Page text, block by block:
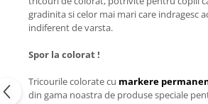
gradinita si celor mai mari care indragesc
indiferent de varsta.
Spor la colorat !
Tricourile colorate cu markere
din gama noastra de produse speciale